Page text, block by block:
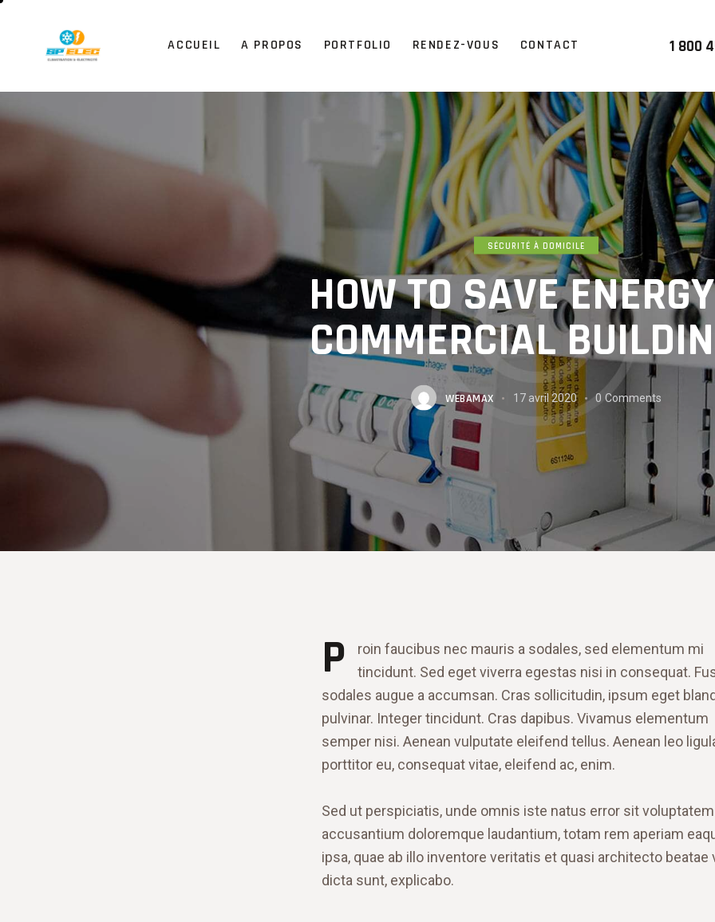
ACCUEIL A PROPOS PORTFOLIO RENDEZ-VOUS CONTACT 1 800
SÉCURITÉ À DOMICILE
HOW TO SAVE
COMMERCIAL
WEBAMAX 17 avril 2020 0 Comments
P
roin faucibus nec mauris a sodales, sed elementum mi
tincidunt. Sed eget viverra egestas nisi in consequat.
sodales augue a accumsan. Cras sollicitudin, ipsum eget
pulvinar. Integer tincidunt. Cras dapibus. Vivamus elementum
semper nisi. Aenean vulputate eleifend tellus. Aenean leo
porttitor eu, consequat vitae, eleifend ac, enim.
Sed ut perspiciatis, unde omnis iste natus error sit voluptatem
accusantium doloremque laudantium, totam rem aperiam
ipsa, quae ab illo inventore veritatis et quasi architecto beatae
dicta sunt, explicabo.